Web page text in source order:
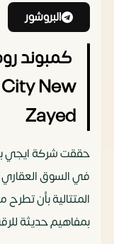
البروشور
كمبوند
New
Zayed
حققت شركة ايجي
في السوق العقاري
المتتالية بأن
بمفاهيم حديثة